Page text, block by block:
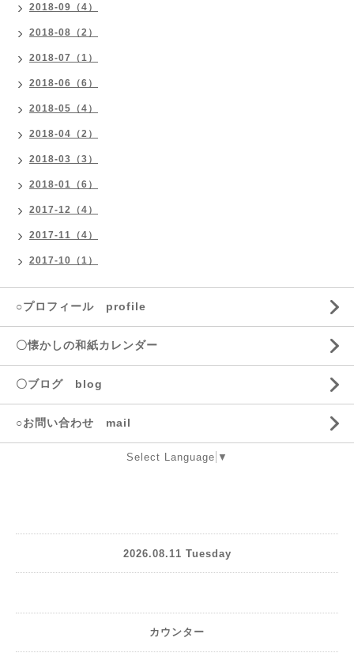
2018-09（4）
2018-08（2）
2018-07（1）
2018-06（6）
2018-05（4）
2018-04（2）
2018-03（3）
2018-01（6）
2017-12（4）
2017-11（4）
2017-10（1）
○プロフィール profile
〇懐かしの和紙カレンダー
〇ブログ blog
○お問い合わせ mail
Select Language ▼
2026.08.11 Tuesday
カウンター